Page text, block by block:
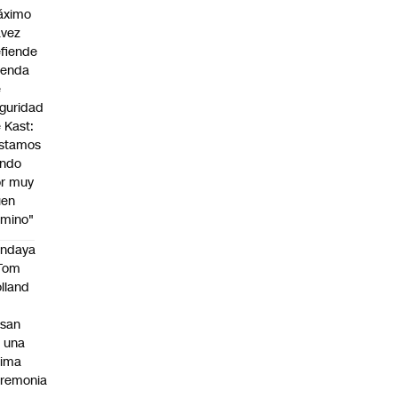
Kast:
muy
una